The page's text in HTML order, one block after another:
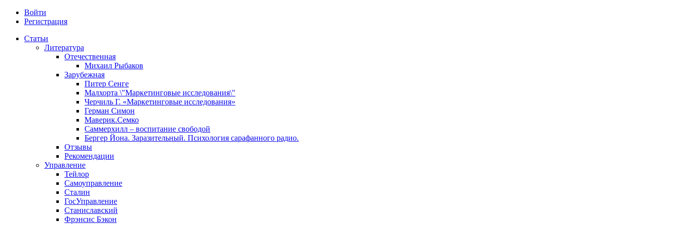
Войти
Регистрация
Статьи
Литература
Отечественная
Михаил Рыбаков
Зарубежная
Питер Сенге
Малхорта \"Маркетинговые исследования\"
Черчиль Г. «Маркетинговые исследования»
Герман Симон
Маверик.Семко
Саммерхилл – воспитание свободой
Бергер Йона. Заразительный. Психология сарафанного радио.
Отзывы
Рекомендации
Управление
Тейлор
Самоуправление
Сталин
ГосУправление
Станиславский
Фрэнсис Бэкон